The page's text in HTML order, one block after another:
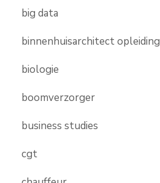
big data
binnenhuisarchitect opleiding
biologie
boomverzorger
business studies
cgt